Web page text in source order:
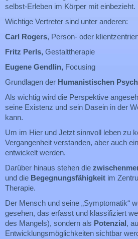
selbst-Erleben im Körper mit einbezieht.
Wichtige Vertreter sind unter anderen:
Carl Rogers, Person- oder
Fritz Perls, Gestalttherapie
Eugene Gendlin, Focusing
Grundlagen der Humanistischen
Als wichtig wird die Perspektive
seine Existenz und sein Dasein in der
kann.
Um im Hier und Jetzt sinnvoll leben zu
Vergangenheit verstanden, aber auch
entwickelt werden.
Darüber hinaus stehen die
und die Begegnungsfähigkeit im
Therapie.
Der Mensch und seine „Symptomatik“
gesehen, das erfasst und klassifiziert
des Mangels), sondern als Potenzial ,
Entwicklungsmöglichkeiten sichtbar